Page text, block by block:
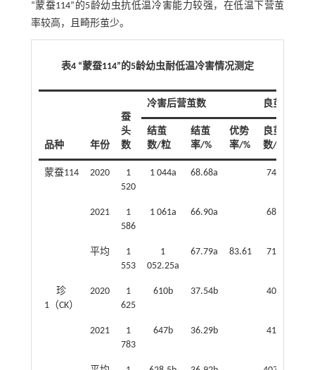
“蒙蚕114”的5龄幼虫抗低温冷害能力较强，在低温下营茧
率较高，且畸形茧少。
表4 “蒙蚕114”的5龄幼虫耐低温冷害情况测定
品种 年份
蚕
头
数
冷害后营茧数 良茧数
结茧
数/粒
结茧
率/%
优势
率/%
良茧
数/粒
蒙蚕114 2020
1
520
1 044a 68.68a 749a
2021
1
586
1 061a 66.90a 689a
平均
1
553
1
052.25a
67.79a 83.61 719a
珍
1（CK）
2020
1
625
610b 37.54b 401b
2021
1
783
647b 36.29b 414b